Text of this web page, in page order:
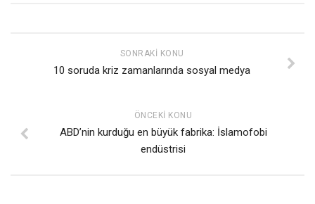
SONRAKI KONU
10 soruda kriz zamanlarında sosyal medya
ÖNCEKI KONU
ABD’nin kurduğu en büyük fabrika: İslamofobi
endüstrisi